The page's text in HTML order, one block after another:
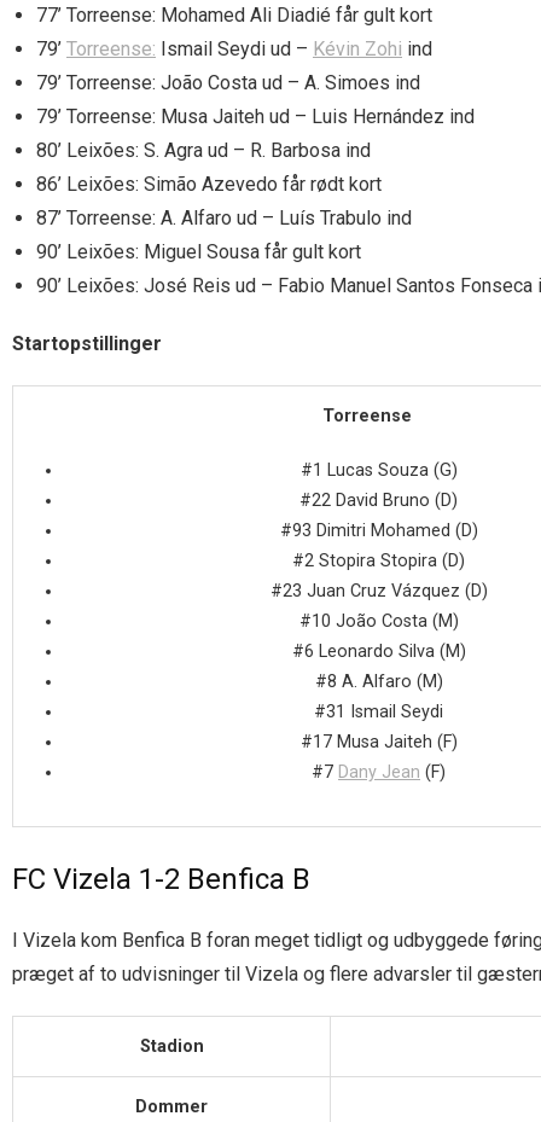
77’ Torreense: Mohamed Ali Diadié får gult kort
79’ Torreense: Ismail Seydi ud – Kévin Zohi ind
79’ Torreense: João Costa ud – A. Simoes ind
79’ Torreense: Musa Jaiteh ud – Luis Hernández ind
80’ Leixões: S. Agra ud – R. Barbosa ind
86’ Leixões: Simão Azevedo får rødt kort
87’ Torreense: A. Alfaro ud – Luís Trabulo ind
90’ Leixões: Miguel Sousa får gult kort
90’ Leixões: José Reis ud – Fabio Manuel Santos Fonseca
Startopstillinger
Torreense
#1 Lucas Souza (G)
#22 David Bruno (D)
#93 Dimitri Mohamed (D)
#2 Stopira Stopira (D)
#23 Juan Cruz Vázquez (D)
#10 João Costa (M)
#6 Leonardo Silva (M)
#8 A. Alfaro (M)
#31 Ismail Seydi
#17 Musa Jaiteh (F)
#7 Dany Jean (F)
FC Vizela 1-2 Benfica B
I Vizela kom Benfica B foran meget tidligt og udbyggede
præget af to udvisninger til Vizela og flere advarsler til
Stadion
Dommer